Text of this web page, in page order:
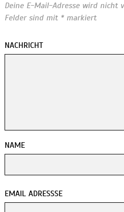
Deine E-Mail-Adresse wird nicht
Felder sind mit *markiert
NACHRICHT
NAME
EMAIL ADRESSSE